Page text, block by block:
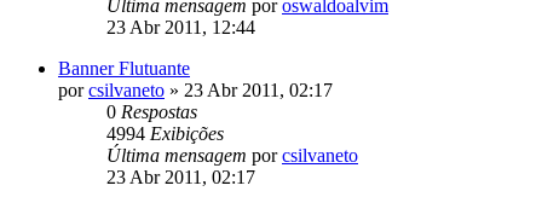
Última mensagem poroswaldoalvim
23 Abr 2011, 12:44
Banner Flutuante
porcsilvaneto » 23 Abr 2011, 02:17
0 Respostas
4994 Exibições
Última mensagem porcsilvaneto
23 Abr 2011, 02:17